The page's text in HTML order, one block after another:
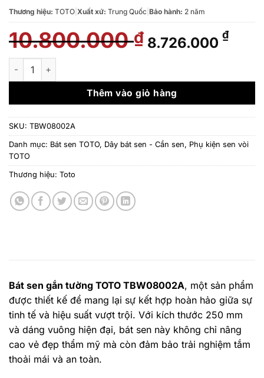
Thương hiệu: TOTO Xuất xứ: Trung Quốc Bảo hành: 2 năm
10.800.000₫ Giá
gốc
10.800.000 ₫.
8.726.000 ₫Giá
là:
Bát sen gắn tường TOTO TBW08002A Vuông 250mm Dòng
Thêm vào giỏ hàng
SKU: TBW08002A
Danh mục: Bát sen TOTO, Dây bát sen - Cần sen, Phụ kiện sen vòi
TOTO
Thương hiệu: Toto
Bát sen gắn tường TOTO TBW08002A, một sản phẩm
được thiết kế để mang lại sự kết hợp hoàn hảo giữa sự
tinh tế và hiệu suất vượt trội. Với kích thước 250 mm
và dáng vuông hiện đại, bát sen này không chỉ nâng
cao vẻ đẹp thẩm mỹ mà còn đảm bảo trải nghiệm tắm
thoải mái và an toàn.